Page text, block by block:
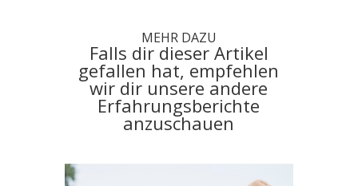
MEHR DAZU
Falls dir dieser Artikel
gefallen hat, empfehlen
wir dir unsere andere
Erfahrungsberichte
anzuschauen